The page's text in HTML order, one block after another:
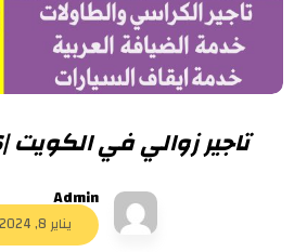
تاجير زوالي في الكويت |56632006|
Admin
يناير 8, 2024